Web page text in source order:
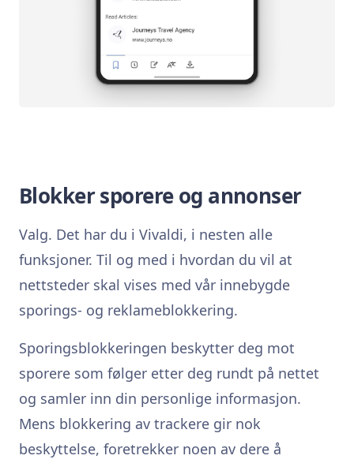
Blokker sporere og annonser
Valg. Det har du i Vivaldi, i nesten alle
funksjoner. Til og med i hvordan du vil at
nettsteder skal vises med vår innebygde
sporings- og reklameblokkering.
Sporingsblokkeringen beskytter deg mot
sporere som følger etter deg rundt på nettet
og samler inn din personlige informasjon.
Mens blokkering av trackere gir nok
beskyttelse, foretrekker noen av dere å